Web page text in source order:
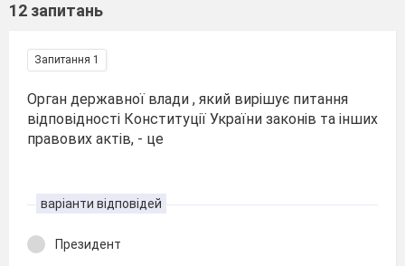
12 запитань
Запитання 1
Орган державної влади , який вирішує питання
відповідності Конституції України законів та інших
правових актів, - це
варіанти відповідей
Президент